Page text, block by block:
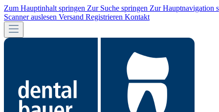
Zum Hauptinhalt springen Zur Suche springen Zur Hauptnavigation
Scanner auslesen Versand Registrieren Kontakt